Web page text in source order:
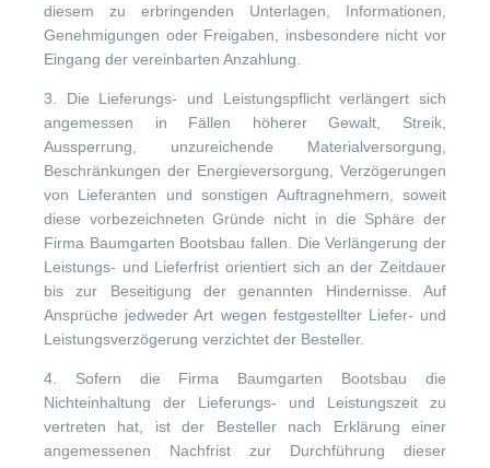
diesem zu erbringenden Unterlagen, Informationen,
Genehmigungen oder Freigaben, insbesondere nicht vor
Eingang der vereinbarten Anzahlung.
3. Die Lieferungs- und Leistungspflicht verlängert sich
angemessen in Fällen höherer Gewalt, Streik,
Aussperrung, unzureichende Materialversorgung,
Beschränkungen der Energieversorgung, Verzögerungen
von Lieferanten und sonstigen Auftragnehmern, soweit
diese vorbezeichneten Gründe nicht in die Sphäre der
Firma Baumgarten Bootsbau fallen. Die Verlängerung der
Leistungs- und Lieferfrist orientiert sich an der Zeitdauer
bis zur Beseitigung der genannten Hindernisse. Auf
Ansprüche jedweder Art wegen festgestellter Liefer- und
Leistungsverzögerung verzichtet der Besteller.
4. Sofern die Firma Baumgarten Bootsbau die
Nichteinhaltung der Lieferungs- und Leistungszeit zu
vertreten hat, ist der Besteller nach Erklärung einer
angemessenen Nachfrist zur Durchführung dieser